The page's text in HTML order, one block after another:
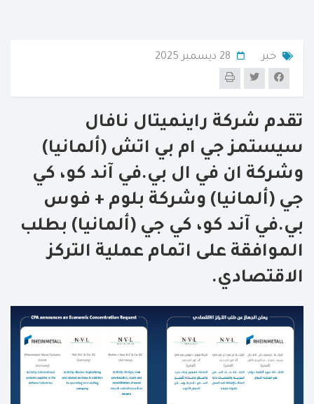
خبر
تقدم شركة راينميتال نافال
سيستمز جي ام بي اتش (ألمانيا)
وشركة ان في ال بي.في آند كو، كي
جي (ألمانيا) وشركة بلوم + فوس
بي.في آند كو، كي جي (ألمانيا) بطلب
الموافقة على اتمام عملية التركز
الاقتصادي.